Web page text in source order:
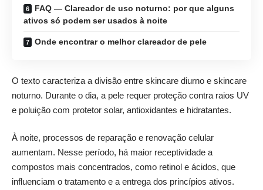
FAQ — Clareador de uso noturno: por que alguns
ativos só podem ser usados à noite
Onde encontrar o melhor clareador de pele
O texto caracteriza a divisão entre skincare diurno e skincare
noturno. Durante o dia, a pele requer proteção contra raios UV
e poluição com protetor solar, antioxidantes e hidratantes.
À noite, processos de reparação e renovação celular
aumentam. Nesse período, há maior receptividade a
compostos mais concentrados, como retinol e ácidos, que
influenciam o tratamento e a entrega dos princípios ativos.